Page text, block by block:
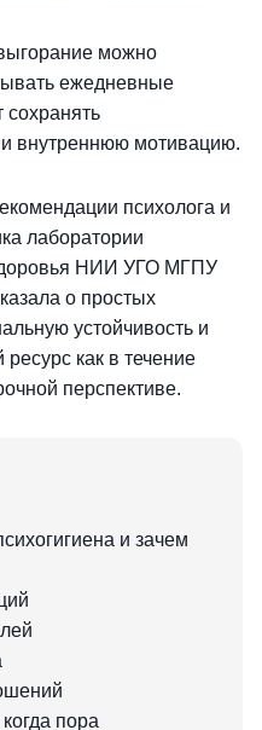
можно
ежедневные
сохранять
внутреннюю мотивацию.
психолога и
лаборатории
НИИ УГО МГПУ
о простых
устойчивость и
как в течение
перспективе.
и зачем
пора